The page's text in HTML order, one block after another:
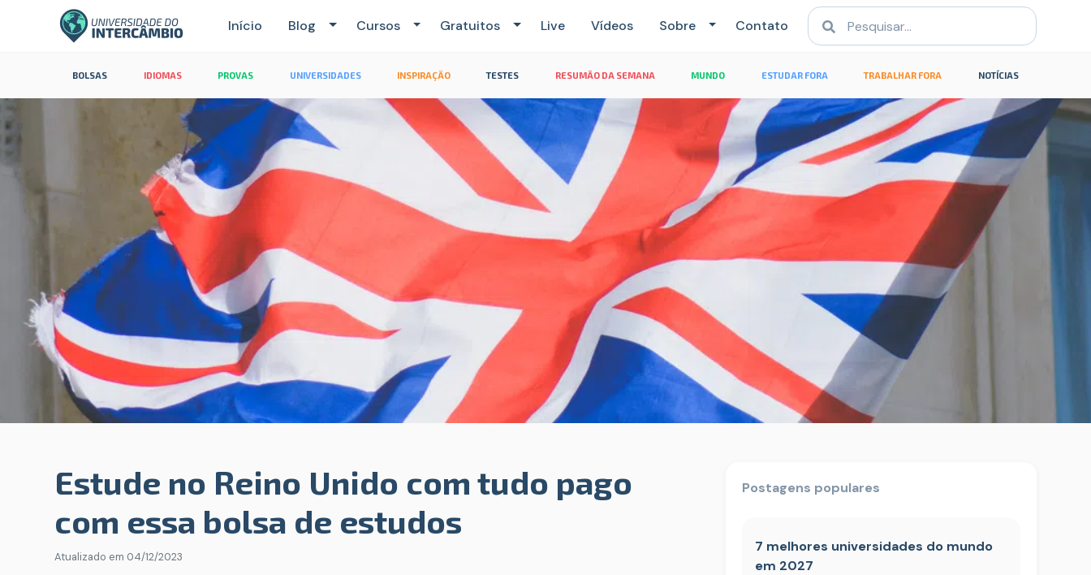
Início Blog Cursos Gratuitos Live Vídeos Sobre Contato
BOLSAS IDIOMAS PROVAS UNIVERSIDADES INSPIRAÇÃO TESTES RESUMÃO DA SEMANA MUNDO ESTUDAR FORA TRABALHAR FORA NOTÍCIAS
Estude no Reino Unido com tudo pago
com essa bolsa de estudos
Atualizado em 04/12/2023
Postagens populares
7 melhores universidades do mundo
em 2027